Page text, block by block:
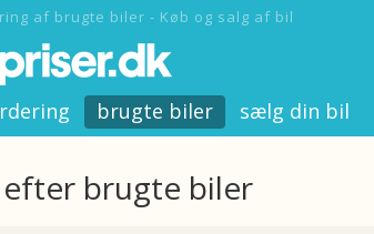
af brugte biler - Køb og salg af bil
brugte biler sælg din bil
efter brugte biler